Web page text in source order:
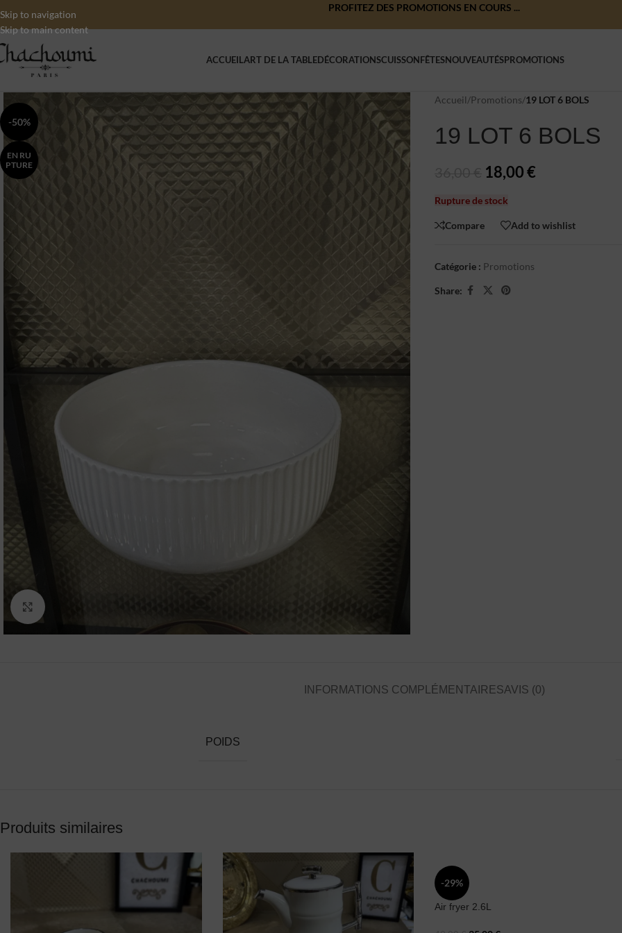
Skip to navigation
Skip to main content
PROFITEZ DES PROMOTIONS EN COURS ...
ACCUEILART DE LA TABLEDÉCORATIONSCUISSONFÊTESNOUVEAUTÉSPROMOTIONS
-50%
EN RU
PTURE
Accueil/Promotions/19 LOT 6 BOLS
19 LOT 6 BOLS
18,00€
Rupture de stock
Compare Add to wishlist
Catégorie : Promotions
Share:
INFORMATIONS COMPLÉMENTAIRESAVIS (0)
POIDS
Produits similaires
-29%
Air fryer 2.6L